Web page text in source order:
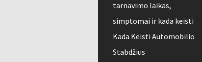
tarnavimo laikas,
simptomai ir kada keisti
Kada Keisti Automobilio
Stabdžius